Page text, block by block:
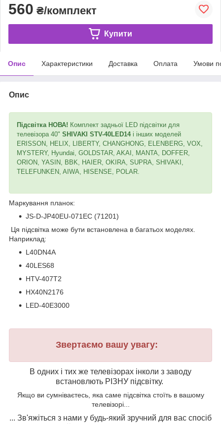
560 ₴/комплект
Купити
Опис Характеристики Доставка Оплата Умови
Опис
Підсвітка НОВА! Комплект задньої LED підсвітки для
телевізора 40" SHIVAKI STV-40LED14і інших моделей
ERISSON, HELIX, LIBERTY, CHANGHONG, ELENBERG, VOX,
MYSTERY, Hyundai, GOLDSTAR, AKAI, MANTA, DOFFER,
ORION, YASIN, BBK, HAIER, OKIRA, SUPRA, SHIVAKI,
TELEFUNKEN, AIWA, HISENSE, POLAR.
Маркування планок:
JS-D-JP40EU-071EC (71201)
Ця підсвітка може бути встановлена в багатьох моделях.
Наприклад:
L40DN4A
40LES68
HTV-407T2
HX40N2176
LED-40E3000
Звертаємо вашу увагу:
В одних і тих же телевізорах інколи з заводу
встановлють РІЗНУ підсвітку.
Якщо ви сумніваєтесь, яка саме підсвітка стоїть в вашому
телевізорі...
... Зв'яжіться з нами у будь-який зручний для вас спосіб